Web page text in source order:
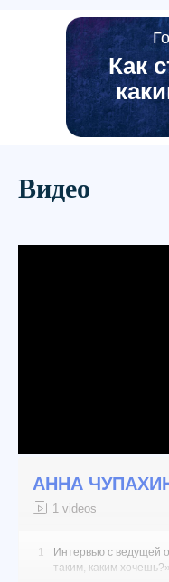
Как
Видео
АННА
1 videos
1
Интервью с ведущей о
таким, каким хочешь?»